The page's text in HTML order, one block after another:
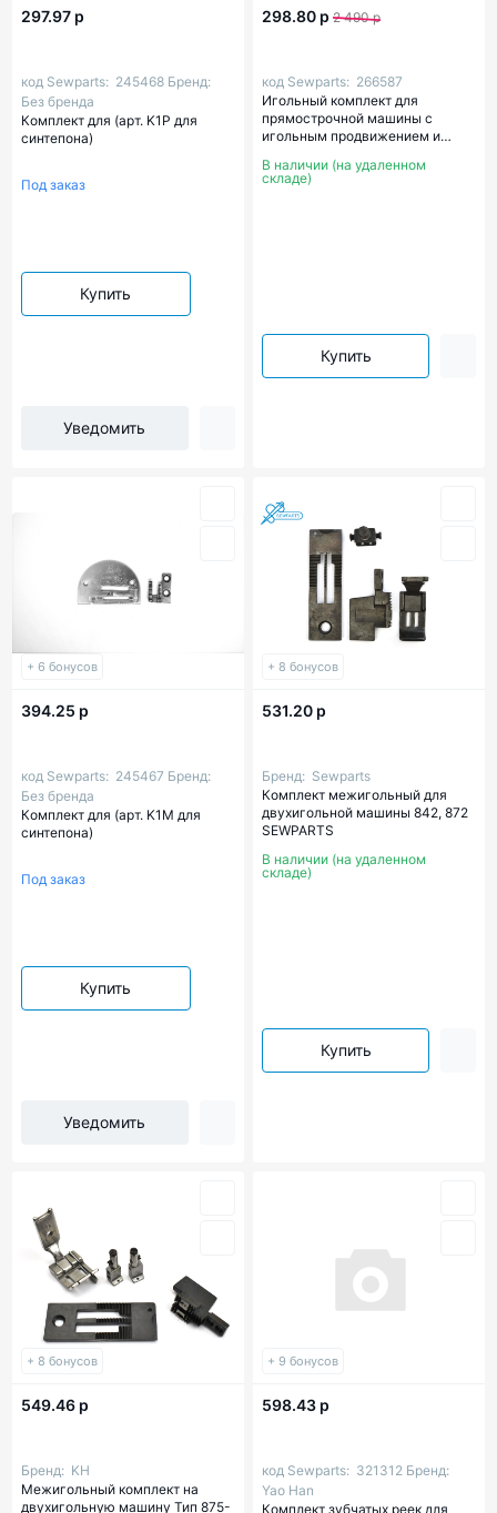
297.97 р
код Sewparts: 245468 Бренд:
Без бренда
Комплект для (арт. K1P для
синтепона)
Под заказ
Купить
Уведомить
298.80 р2 490 р
код Sewparts: 266587
Игольный комплект для
прямострочной машины с
игольным продвижением и
Размер-6,4 мм (1/4'')
В наличии (на удаленном
складе)
Купить
+ 6 бонусов
394.25 р
код Sewparts: 245467 Бренд:
Без бренда
Комплект для (арт. K1M для
синтепона)
Под заказ
Купить
Уведомить
+ 8 бонусов
531.20 р
Бренд: Sewparts
Комплект межигольный для
двухигольной машины 842, 872
SEWPARTS
В наличии (на удаленном
складе)
Купить
+ 8 бонусов
549.46 р
Бренд: KH
Межигольный комплект на
двухигольную машину Тип 875-
+ 9 бонусов
598.43 р
код Sewparts: 321312 Бренд:
Yao Han
Комплект зубчатых реек для